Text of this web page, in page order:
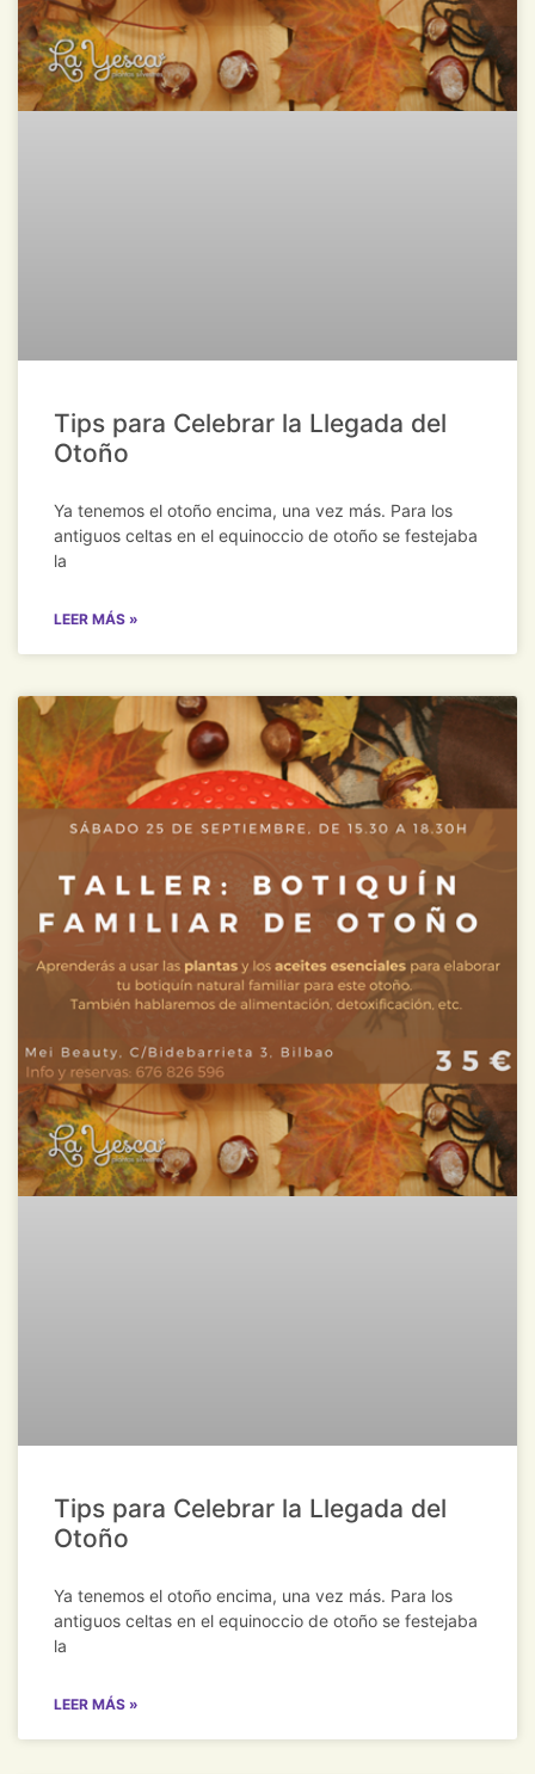
Tips para Celebrar la Llegada del
Otoño
Ya tenemos el otoño encima, una vez más. Para los
antiguos celtas en el equinoccio de otoño se festejaba
la
LEER MÁS »
Tips para Celebrar la Llegada del
Otoño
Ya tenemos el otoño encima, una vez más. Para los
antiguos celtas en el equinoccio de otoño se festejaba
la
LEER MÁS »